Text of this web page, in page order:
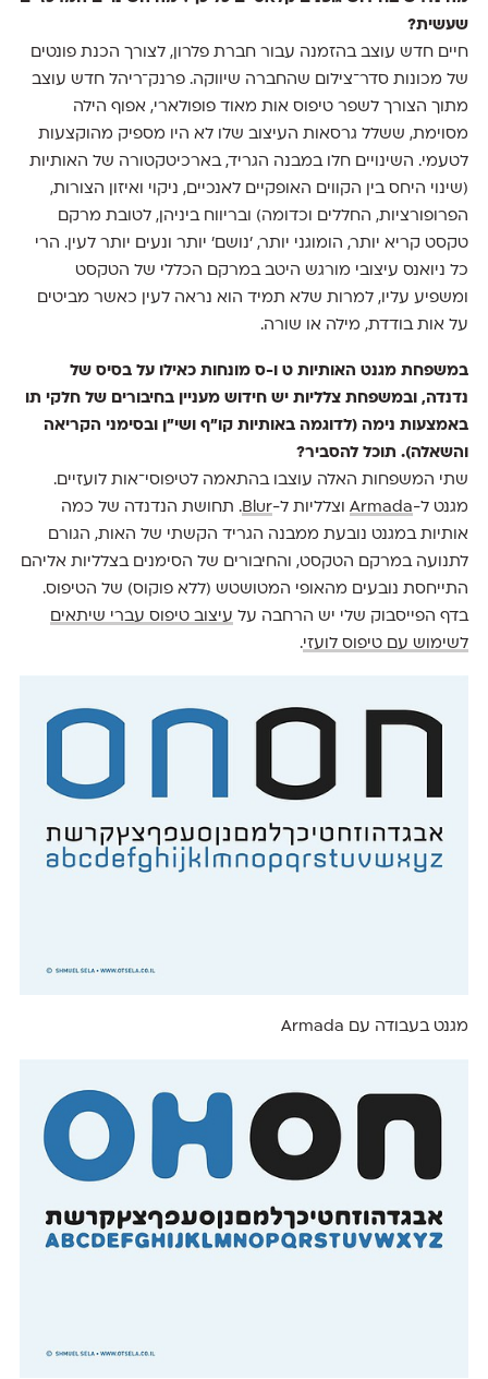
שעשית?
חיים חדש עוצב בהזמנה עבור חברת פלרון, לצורך הכנת פונטים
של מכונות סדר־צילום שהחברה שיווקה. פרנק־ריהל חדש עוצב
מתוך הצורך לשפר טיפוס אות מאוד פופולארי, אפוף הילה
מסוימת, ששלל גרסאות העיצוב שלו לא היו מספיק מהוקצעות
לטעמי. השינויים חלו במבנה הגריד, בארכיטקטורה של האותיות
(שינוי היחס בין הקווים האופקיים לאנכיים, ניקוי ואיזון הצורות,
הפרופורציות, החללים וכדומה) ובריווח ביניהן, לטובת מרקם
טקסט קריא יותר, הומוגני יותר, 'נושם' יותר ונעים יותר לעין. הרי
כל ניואנס עיצובי מורגש היטב במרקם הכללי של הטקסט
ומשפיע עליו, למרות שלא תמיד הוא נראה לעין כאשר מביטים
על אות בודדת, מילה או שורה.
במשפחת מגנט האותיות ט ו-ס מונחות כאילו על בסיס של
נדנדה, ובמשפחת צלליות יש חידוש מעניין בחיבורים של חלקי תו
באמצעות נימה (לדוגמה באותיות קו"ף ושי"ן ובסימני הקריאה
והשאלה). תוכל להסביר?
שתי המשפחות האלה עוצבו בהתאמה לטיפוסי־אות לועזיים.
מגנט ל-Armadaוצלליות ל-Blur. תחושת הנדנדה של כמה
אותיות במגנט נובעת ממבנה הגריד הקשתי של האות, הגורם
לתנועה במרקם הטקסט, והחיבורים של הסימנים בצלליות אליהם
התייחסת נובעים מהאופי המטושטש (ללא פוקוס) של הטיפוס.
בדף הפייסבוק שלי יש הרחבה על עיצוב טיפוס עברי שיתאים
לשימוש עם טיפוס לועזי.
מגנט בעבודה עם Armada